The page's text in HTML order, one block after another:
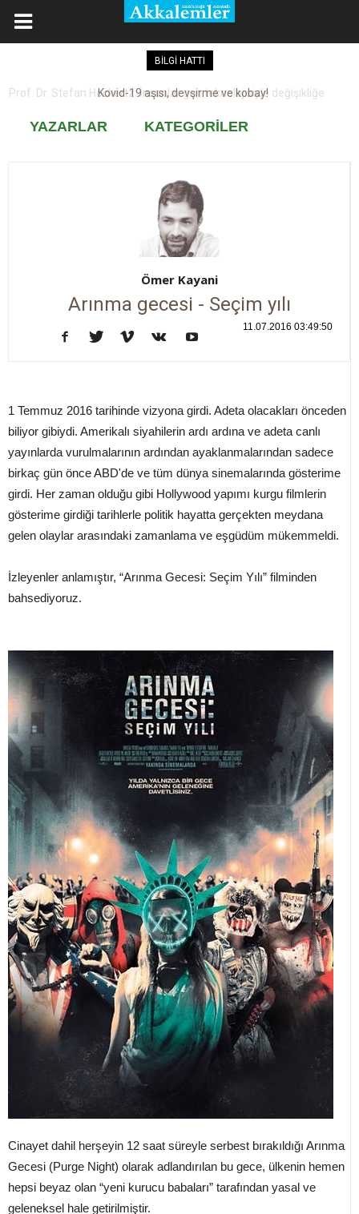
BİLGİ HATTI
Kovid-19 aşısı, devşirme ve kobay!
YAZARLAR KATEGORİLER
Ömer Kayani
Arınma gecesi - Seçim yılı
11.07.2016 03:49:50
1 Temmuz 2016 tarihinde vizyona girdi. Adeta olacakları önceden
biliyor gibiydi. Amerikalı siyahilerin ardı ardına ve adeta canlı
yayınlarda vurulmalarının ardından ayaklanmalarından sadece
birkaç gün önce ABD'de ve tüm dünya sinemalarında gösterime
girdi. Her zaman olduğu gibi Hollywood yapımı kurgu filmlerin
gösterime girdiği tarihlerle politik hayatta gerçekten meydana
gelen olaylar arasındaki zamanlama ve eşgüdüm mükemmeldi.
İzleyenler anlamıştır, “Arınma Gecesi: Seçim Yılı” filminden
bahsediyoruz.
Cinayet dahil herşeyin 12 saat süreyle serbest bırakıldığı Arınma
Gecesi (Purge Night) olarak adlandırılan bu gece, ülkenin hemen
hepsi beyaz olan “yeni kurucu babaları” tarafından yasal ve
geleneksel hale getirilmiştir.